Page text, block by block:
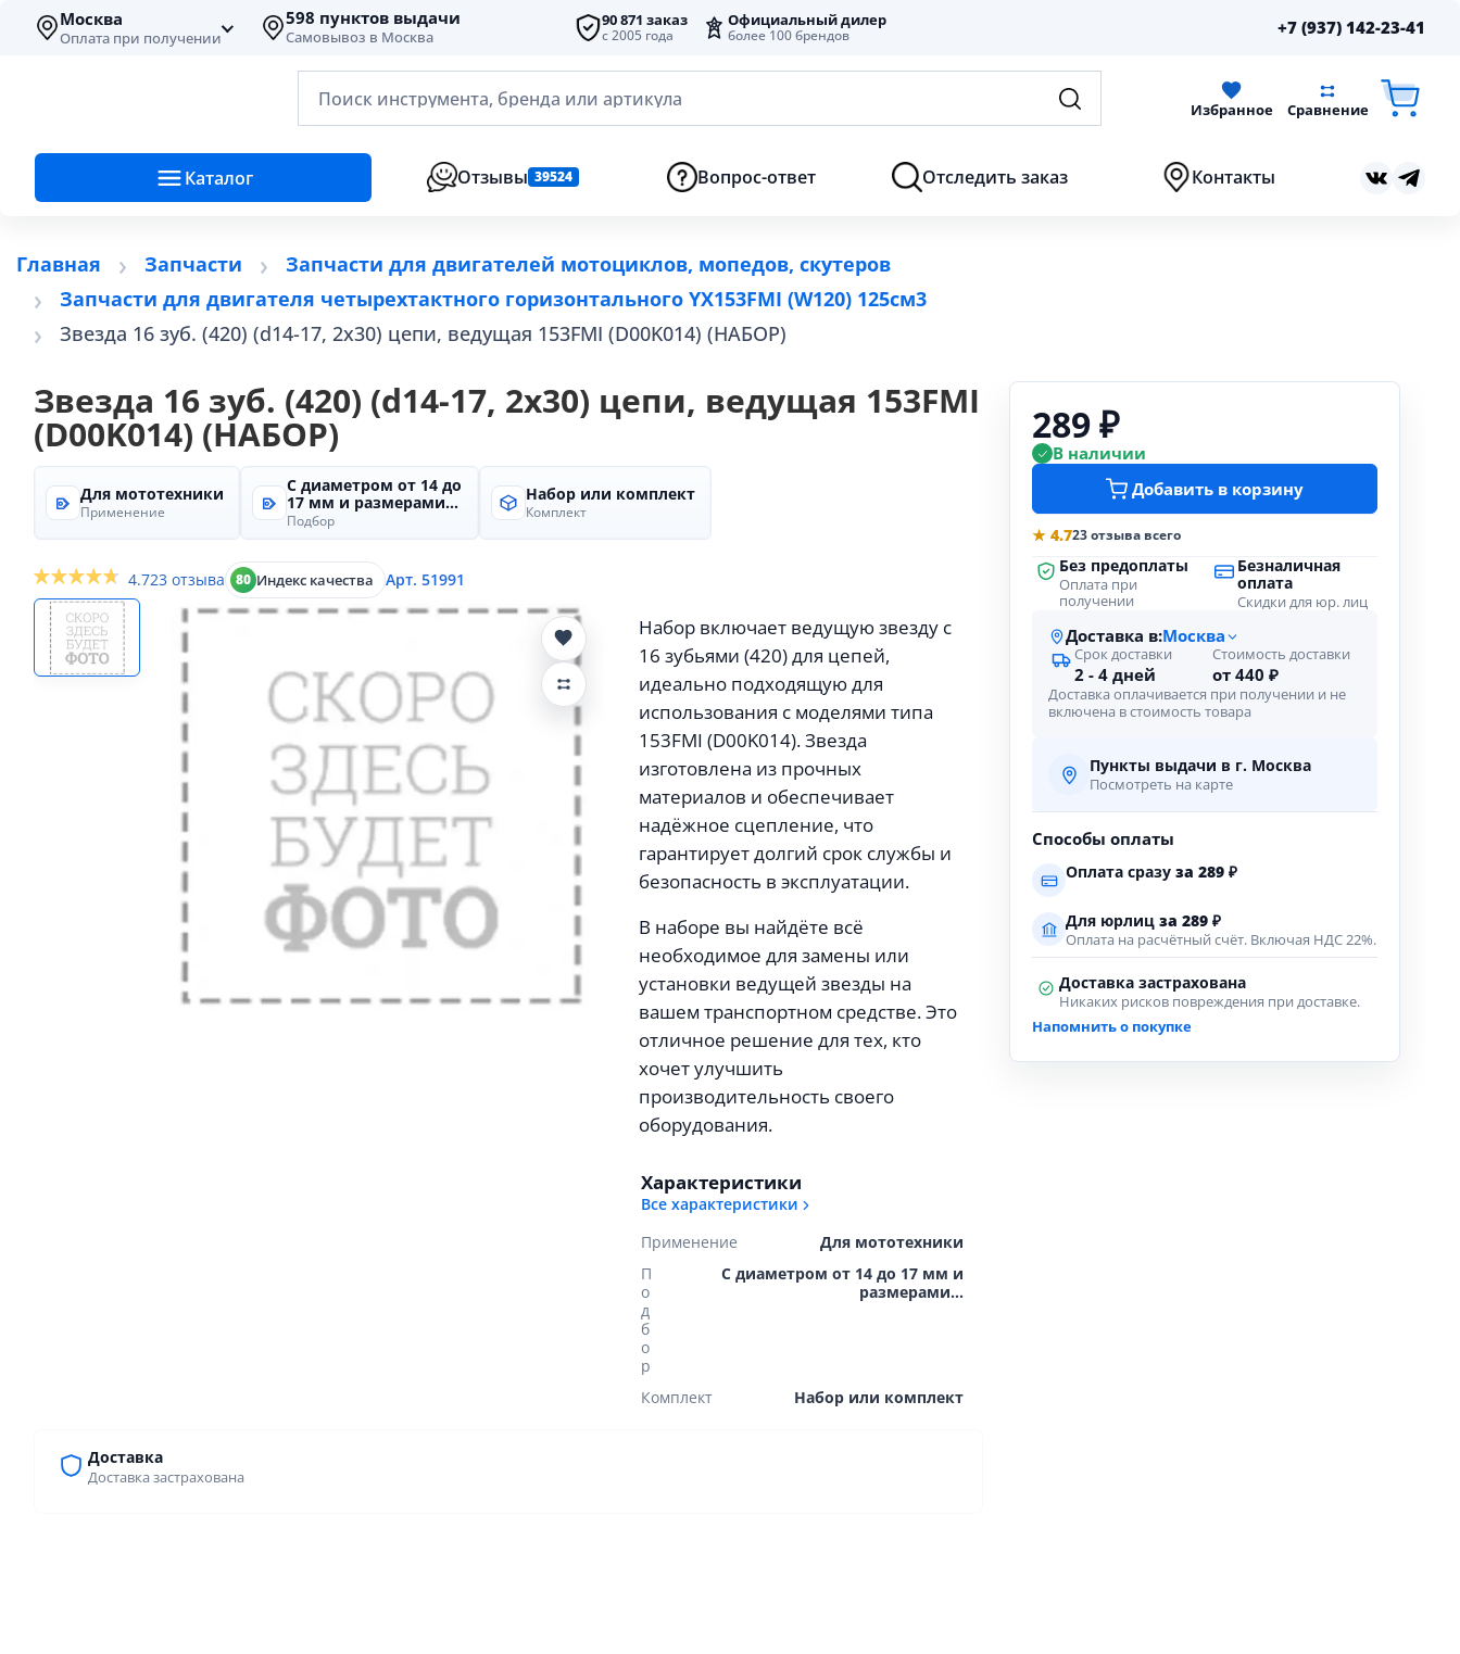
Москва
Оплата при получении
598 пунктов выдачи
Самовывоз в Москва
90 871 заказ
с 2005 года
Официальный дилер
более 100 брендов +7 (937) 142-23-41
Поиск инструмента, бренда или артикула Избранное Сравнение
Каталог Отзывы 39524 Вопрос-ответ Отследить заказ Контакты
Главная Запчасти
Запчасти для двигателей мотоциклов, мопедов, скутеров
Запчасти для двигателя четырехтактного горизонтального YX153FMI (W120) 125см3
Звезда 16 зуб. (420) (d14-17, 2х30) цепи, ведущая 153FMI (D00K014) (НАБОР)
Звезда 16 зуб. (420) (d14-17, 2х30) цепи, ведущая 153FMI
(D00K014) (НАБОР)
Для мототехники
Применение
С диаметром от 14 до
17 мм и размерами...
Подбор
Набор или комплект
Комплект
4.723 отзыва 80 Индекс качества Арт. 51991
Набор включает ведущую звезду с
16 зубьями (420) для цепей,
идеально подходящую для
использования с моделями типа
153FMI (D00K014). Звезда
изготовлена из прочных
материалов и обеспечивает
надёжное сцепление, что
гарантирует долгий срок службы и
безопасность в эксплуатации.
В наборе вы найдёте всё
необходимое для замены или
установки ведущей звезды на
вашем транспортном средстве. Это
отличное решение для тех, кто
хочет улучшить
производительность своего
оборудования.
Характеристики
Все характеристики
Применение
Для мототехники
П
о
д
б
о
р
С диаметром от 14 до 17 мм и
размерами...
Комплект Набор или комплект
Доставка
Доставка застрахована
289 ₽
В наличии
Добавить в корзину
★ 4.723 отзыва всего
Без предоплаты
Оплата при
получении
Безналичная
оплата
Скидки для юр. лиц
Доставка в:Москва
Срок доставки
2 - 4 дней
Стоимость доставки
от 440 ₽
Доставка оплачивается при получении и не
включена в стоимость товара
Пункты выдачи в г. Москва
Посмотреть на карте
Способы оплаты
Оплата сразу за 289 ₽
Для юрлиц за 289 ₽
Оплата на расчётный счёт. Включая НДС 22%.
Доставка застрахована
Никаких рисков повреждения при доставке.
Напомнить о покупке